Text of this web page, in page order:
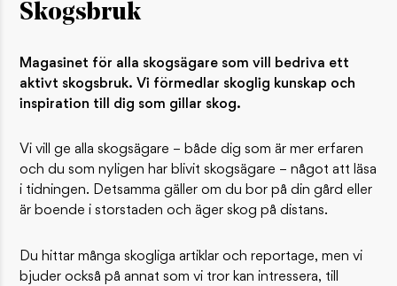
Skogsbruk
Magasinet för alla skogsägare som vill bedriva ett
aktivt skogsbruk. Vi förmedlar skoglig kunskap och
inspiration till dig som gillar skog.
Vi vill ge alla skogsägare – både dig som är mer erfaren
och du som nyligen har blivit skogsägare – något att läsa
i tidningen. Detsamma gäller om du bor på din gård eller
är boende i storstaden och äger skog på distans.
Du hittar många skogliga artiklar och reportage, men vi
bjuder också på annat som vi tror kan intressera, till